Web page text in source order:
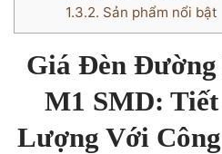
1.3.2. Sản phẩm nổi bật
Giá Đèn
M1 SMD:
Lượng Với